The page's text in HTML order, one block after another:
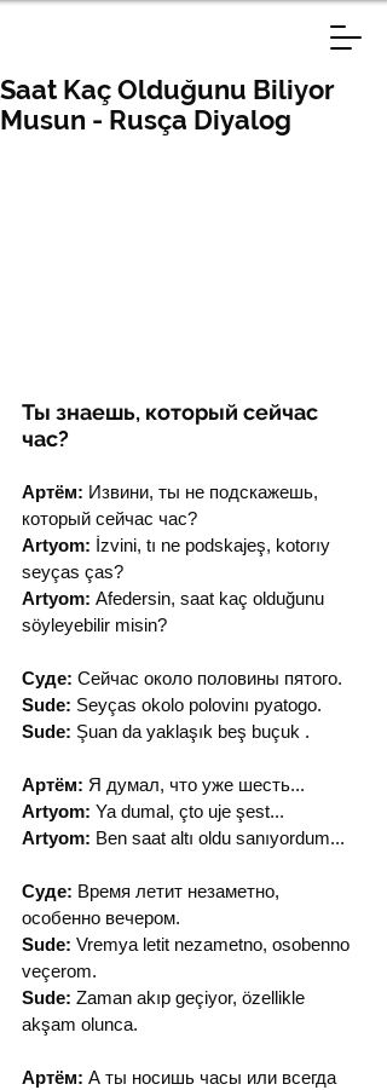
Saat Kaç Olduğunu Biliyor
Musun - Rusça Diyalog
Ты знаешь, который сейчас
час?
Артём: Извини, ты не подскажешь,
который сейчас час?
Artyom: İzvini, tı ne podskajeş, kotorıy
seyças ças?
Artyom: Afedersin, saat kaç olduğunu
söyleyebilir misin?
Суде: Сейчас около половины пятого.
Sude: Seyças okolo polovinı pyatogo.
Sude: Şuan da yaklaşık beş buçuk .
Артём: Я думал, что уже шесть...
Artyom: Ya dumal, çto uje şest...
Artyom: Ben saat altı oldu sanıyordum...
Суде: Время летит незаметно,
особенно вечером.
Sude: Vremya letit nezametno, osobenno
veçerom.
Sude: Zaman akıp geçiyor, özellikle
akşam olunca.
Артём: А ты носишь часы или всегда